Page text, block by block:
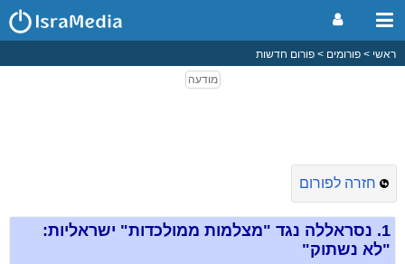
ראשי פורומים פורום חדשות
חזרה לפורום
1. נסראללה נגד "מצלמות ממולכדות" ישראליות:
"לא נשתוק"